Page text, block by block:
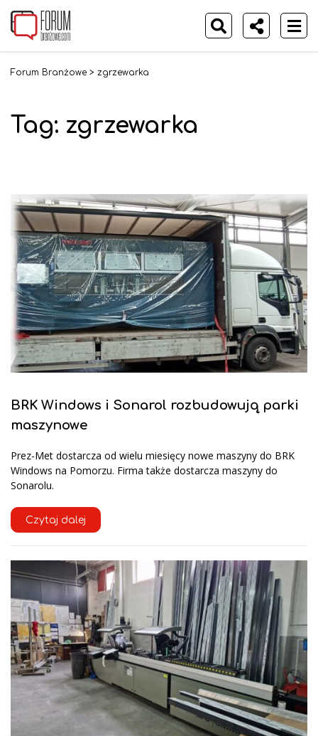
Forum Branżowe > zgrzewarka
Tag: zgrzewarka
BRK Windows i Sonarol rozbudowują parki
maszynowe
Prez-Met dostarcza od wielu miesięcy nowe maszyny do BRK
Windows na Pomorzu. Firma także dostarcza maszyny do
Sonarolu.
Czytaj dalej